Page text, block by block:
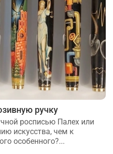
ручку
росписью Палех или
искусства, чем к
особенного?...